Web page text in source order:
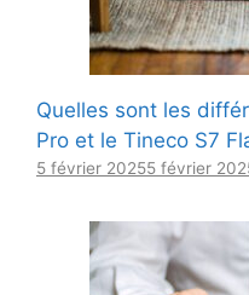
Quelles sont les
Pro et le Tineco S7
5 février 20255 février